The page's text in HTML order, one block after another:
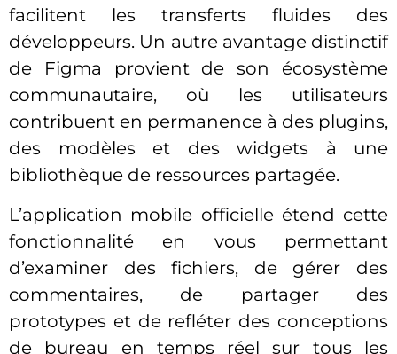
facilitent les transferts fluides des
développeurs. Un autre avantage distinctif
de Figma provient de son écosystème
communautaire, où les utilisateurs
contribuent en permanence à des plugins,
des modèles et des widgets à une
bibliothèque de ressources partagée.
L’application mobile officielle étend cette
fonctionnalité en vous permettant
d’examiner des fichiers, de gérer des
commentaires, de partager des
prototypes et de refléter des conceptions
de bureau en temps réel sur tous les